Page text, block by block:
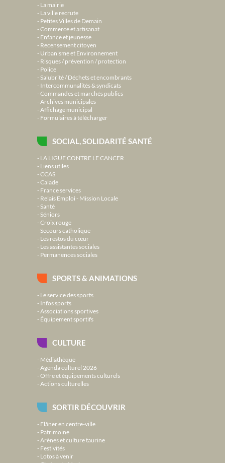
La mairie
La ville recrute
Petites Villes de Demain
Commerce et artisanat
Enfance et jeunesse
Recensement citoyen
Urbanisme et Environnement
Risques / prévention / protection
Police
Salubrité / Déchets et encombrants
Intercommunalités & syndicats
Commandes et marchés publics
Archives municipales
Affichage municipal
Formulaires à télécharger
SOCIAL, SOLIDARITÉ SANTÉ
LA LIGUE CONTRE LE CANCER
Liens utiles
CCAS
Calade
France services
Relais Emploi - Mission Locale
Santé
Séniors
Croix rouge
Secours catholique
Les restos du cœur
Les assistantes sociales
Permanences sociales
SPORTS & ANIMATIONS
Le service des sports
Infos sports
Associations sportives
Équipement sportifs
CULTURE
Médiathèque
Agenda culturel 2026
Offre et équipements culturels
Actions culturelles
SORTIR DÉCOUVRIR
Flâner en centre-ville
Patrimoine
Arènes et culture taurine
Festivités
Lotos à venir